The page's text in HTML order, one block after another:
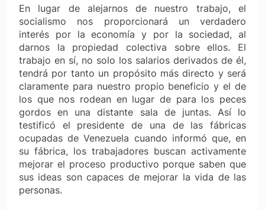
En lugar de alejarnos de nuestro trabajo, el
socialismo nos proporcionará un verdadero
interés por la economía y por la sociedad, al
darnos la propiedad colectiva sobre ellos. El
trabajo en sí, no solo los salarios derivados de él,
tendrá por tanto un propósito más directo y será
claramente para nuestro propio beneficio y el de
los que nos rodean en lugar de para los peces
gordos en una distante sala de juntas. Así lo
testificó el presidente de una de las fábricas
ocupadas de Venezuela cuando informó que, en
su fábrica, los trabajadores buscan activamente
mejorar el proceso productivo porque saben que
sus ideas son capaces de mejorar la vida de las
personas.